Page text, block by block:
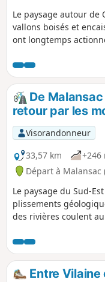
Le paysage autour de
vallons boisés et
ont longtemps
une riche campagne
arborés. Quant aux
croisées sans savoir
De
retour par les
Visorandonneur
33,57 km
+246
Départ à Malansac
Le paysage du Sud-
plissements
des rivières coulent
proposé permet de
routes discrètes, en
remarquables.
Entre Vilaine